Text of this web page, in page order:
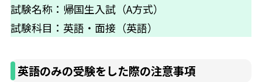
試験名称：帰国生入試（A方式）
試験科目：英語・面接（英語）
英語のみの受験をした際の注意事項